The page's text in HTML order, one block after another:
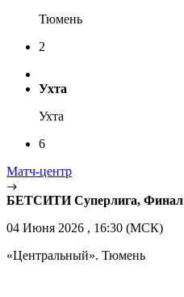
Тюмень
2
Ухта
Ухта
6
Матч-центр
БЕТСИТИ Суперлига, Финал
04 Июня 2026 , 16:30 (МСК)
«Центральный». Тюмень